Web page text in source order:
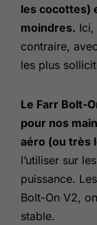
les cocottes)
moindres. Ici,
contraire,
les plus
Le Farr Bolt-
pour nos
aéro (ou très
l’utiliser sur
puissance.
Bolt-On V2,
stable.